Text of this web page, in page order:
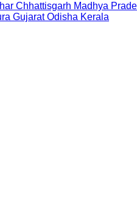
Chhattisgarh Madhya
Gujarat Odisha Kerala